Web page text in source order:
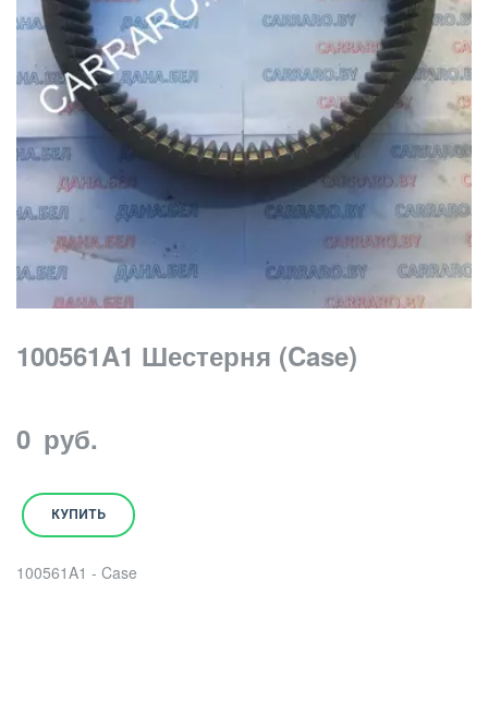
100561A1 Шестерня (Case)
0 руб.
КУПИТЬ
100561A1 - Case